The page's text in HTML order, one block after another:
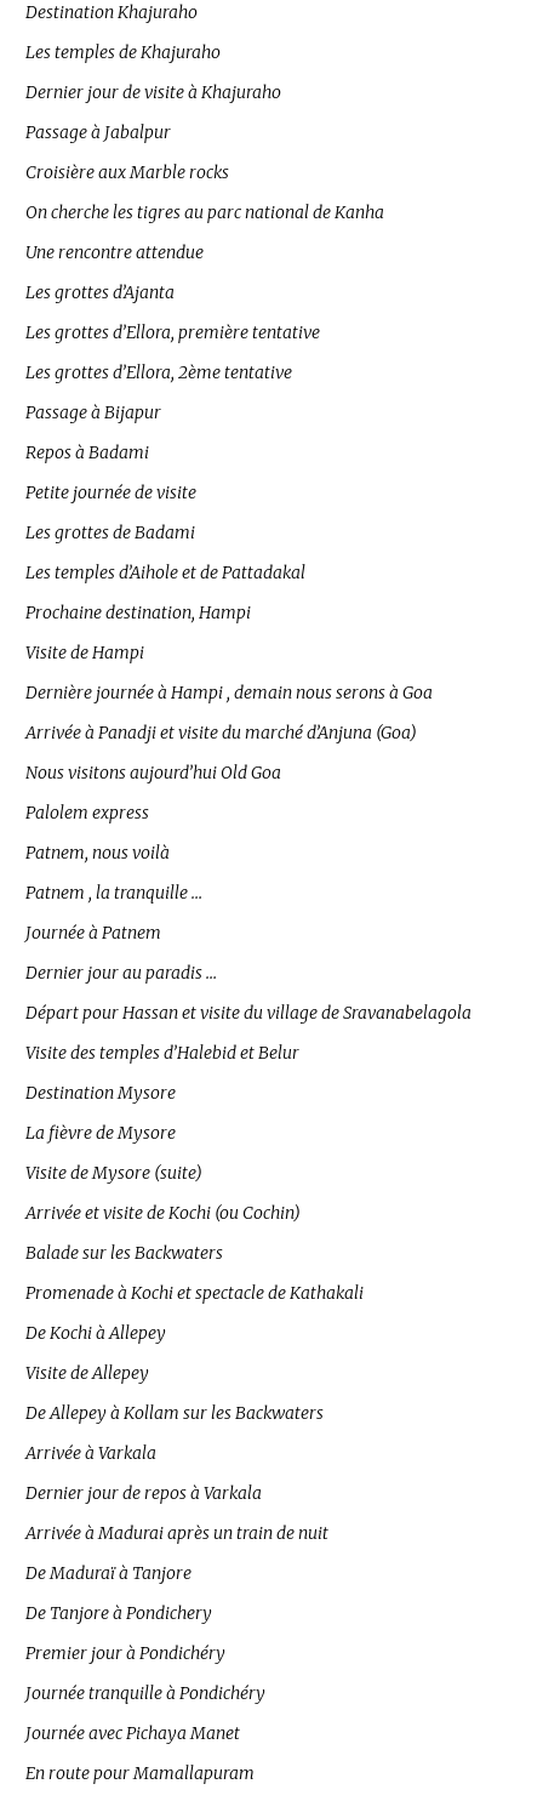
Destination Khajuraho
Les temples de Khajuraho
Dernier jour de visite à Khajuraho
Passage à Jabalpur
Croisière aux Marble rocks
On cherche les tigres au parc national de Kanha
Une rencontre attendue
Les grottes d’Ajanta
Les grottes d’Ellora, première tentative
Les grottes d’Ellora, 2ème tentative
Passage à Bijapur
Repos à Badami
Petite journée de visite
Les grottes de Badami
Les temples d’Aihole et de Pattadakal
Prochaine destination, Hampi
Visite de Hampi
Dernière journée à Hampi , demain nous serons à Goa
Arrivée à Panadji et visite du marché d’Anjuna (Goa)
Nous visitons aujourd’hui Old Goa
Palolem express
Patnem, nous voilà
Patnem , la tranquille …
Journée à Patnem
Dernier jour au paradis …
Départ pour Hassan et visite du village de Sravanabelagola
Visite des temples d’Halebid et Belur
Destination Mysore
La fièvre de Mysore
Visite de Mysore (suite)
Arrivée et visite de Kochi (ou Cochin)
Balade sur les Backwaters
Promenade à Kochi et spectacle de Kathakali
De Kochi à Allepey
Visite de Allepey
De Allepey à Kollam sur les Backwaters
Arrivée à Varkala
Dernier jour de repos à Varkala
Arrivée à Madurai après un train de nuit
De Maduraï à Tanjore
De Tanjore à Pondichery
Premier jour à Pondichéry
Journée tranquille à Pondichéry
Journée avec Pichaya Manet
En route pour Mamallapuram